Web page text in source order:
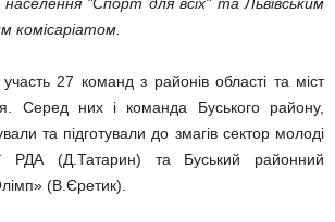
комісаріатом.
27 команд з районів області та міст
Серед них і команда Буського району,
та підготували до змагів сектор молоді
РДА (Д.Татарин) та Буський районний
(В.Єретик).